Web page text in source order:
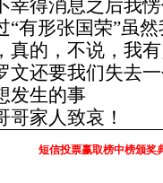
得消息之后我愣
“有形张国荣”虽
真的，不说，我
文还要我们失去
发生的事
家人致哀！
短信投票赢取榜中榜颁奖